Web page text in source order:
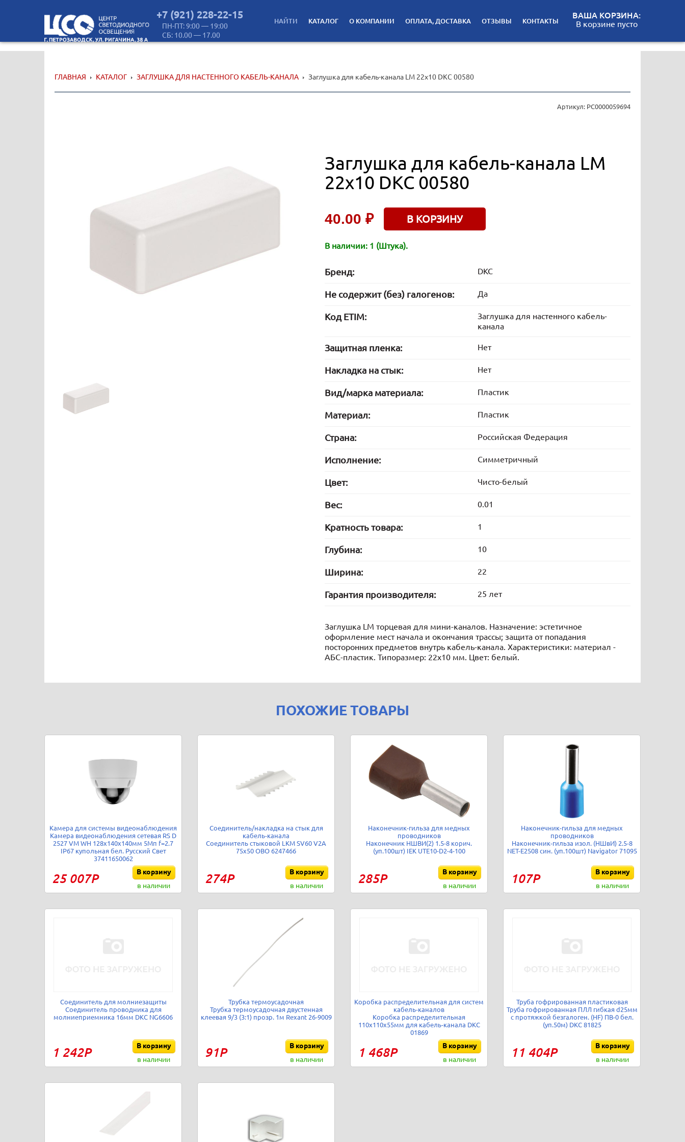
+7 (921) 228-22-15
ПН-ПТ: 9:00 — 19:00
СБ: 10.00 — 17.00
НАЙТИ КАТАЛОГ О КОМПАНИИ ОПЛАТА, ДОСТАВКА ОТЗЫВЫ КОНТАКТЫ
ВАША КОРЗИНА:
В корзине пусто
ГЛАВНАЯ КАТАЛОГ ЗАГЛУШКА ДЛЯ НАСТЕННОГО КАБЕЛЬ-КАНАЛА Заглушка для кабель-канала LM 22х10 DKC 00580
Артикул: РС0000059694
Заглушка для кабель-канала LM
22х10 DKC 00580
40.00 ₽ В КОРЗИНУ
В наличии: 1 (Штука).
Бренд: DKC
Не содержит (без) галогенов: Да
Код ETIM:
Заглушка для настенного кабель-
канала
Защитная пленка: Нет
Накладка на стык: Нет
Вид/марка материала: Пластик
Материал: Пластик
Страна: Российская Федерация
Исполнение: Симметричный
Цвет: Чисто-белый
Вес: 0.01
Кратность товара: 1
Глубина: 10
Ширина: 22
Гарантия производителя: 25 лет
Заглушка LM торцевая для мини-каналов. Назначение: эстетичное
оформление мест начала и окончания трассы; защита от попадания
посторонних предметов внутрь кабель-канала. Характеристики: материал -
АБС-пластик. Типоразмер: 22х10 мм. Цвет: белый.
ПОХОЖИЕ ТОВАРЫ
Камера для системы видеонаблюдения
Камера видеонаблюдения сетевая RS D
2527 VM WH 128х140х140мм 5Мп f=2.7
IP67 купольная бел. Русский Свет
37411650062
25 007Р
В корзину
в наличии
Соединитель/накладка на стык для
кабель-канала
Соединитель стыковой LKM SV60 V2A
75х50 OBO 6247466
274Р
В корзину
в наличии
Наконечник-гильза для медных
проводников
Наконечник НШВИ(2) 1.5-8 корич.
(уп.100шт) IEK UTE10-D2-4-100
285Р
В корзину
в наличии
Наконечник-гильза для медных
проводников
Наконечник-гильза изол. (НШвИ) 2.5-8
NET-Е2508 син. (уп.100шт) Navigator 71095
107Р
В корзину
в наличии
Соединитель для молниезащиты
Соединитель проводника для
молниеприемника 16мм DKC NG6606
1 242Р
В корзину
в наличии
Трубка термоусадочная
Трубка термоусадочная двустенная
клеевая 9/3 (3:1) прозр. 1м Rexant 26-9009
91Р
В корзину
в наличии
Коробка распределительная для систем
кабель-каналов
Коробка распределительная
110х110х55мм для кабель-канала DKC
01869
1 468Р
В корзину
в наличии
Труба гофрированная пластиковая
Труба гофрированная ПЛЛ гибкая d25мм
с протяжкой безгалоген. (HF) ПВ-0 бел.
(уп.50м) DKC 81825
11 404Р
В корзину
в наличии